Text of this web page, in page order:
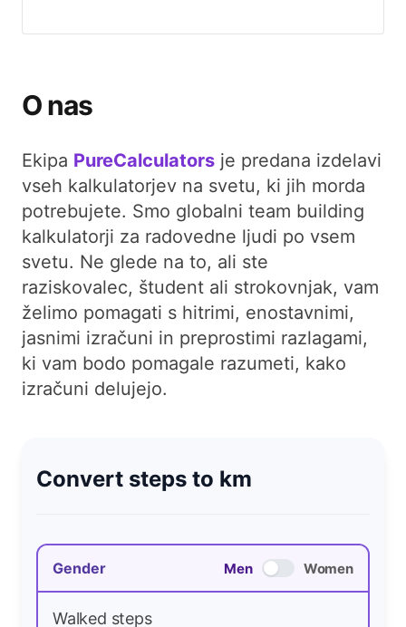
O nas
Ekipa PureCalculators je predana izdelavi
vseh kalkulatorjev na svetu, ki jih morda
potrebujete. Smo globalni team building
kalkulatorji za radovedne ljudi po vsem
svetu. Ne glede na to, ali ste
raziskovalec, študent ali strokovnjak, vam
želimo pomagati s hitrimi, enostavnimi,
jasnimi izračuni in preprostimi razlagami,
ki vam bodo pomagale razumeti, kako
izračuni delujejo.
Convert steps to km
Gender Men Women
Walked steps